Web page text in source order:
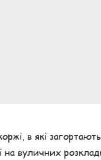
в які
вуличних